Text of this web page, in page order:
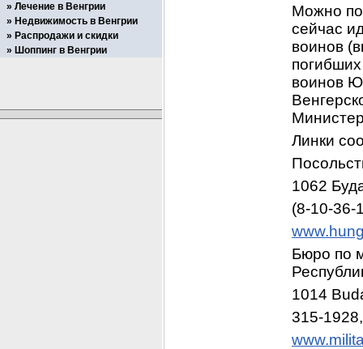
Можно
сейчас
воинов
воинов
Линки
1062
(8-10-36-
Бюро по
1014
315-
Лечение в Венгрии
Недвижимость в Венгрии
Распродажи и скидки
Шоппинг в Венгрии